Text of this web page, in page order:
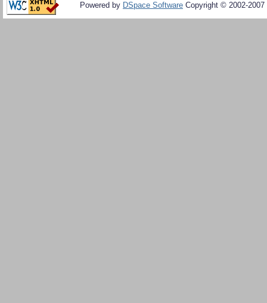
Powered by DSpace Software Copyright © 2002-2007